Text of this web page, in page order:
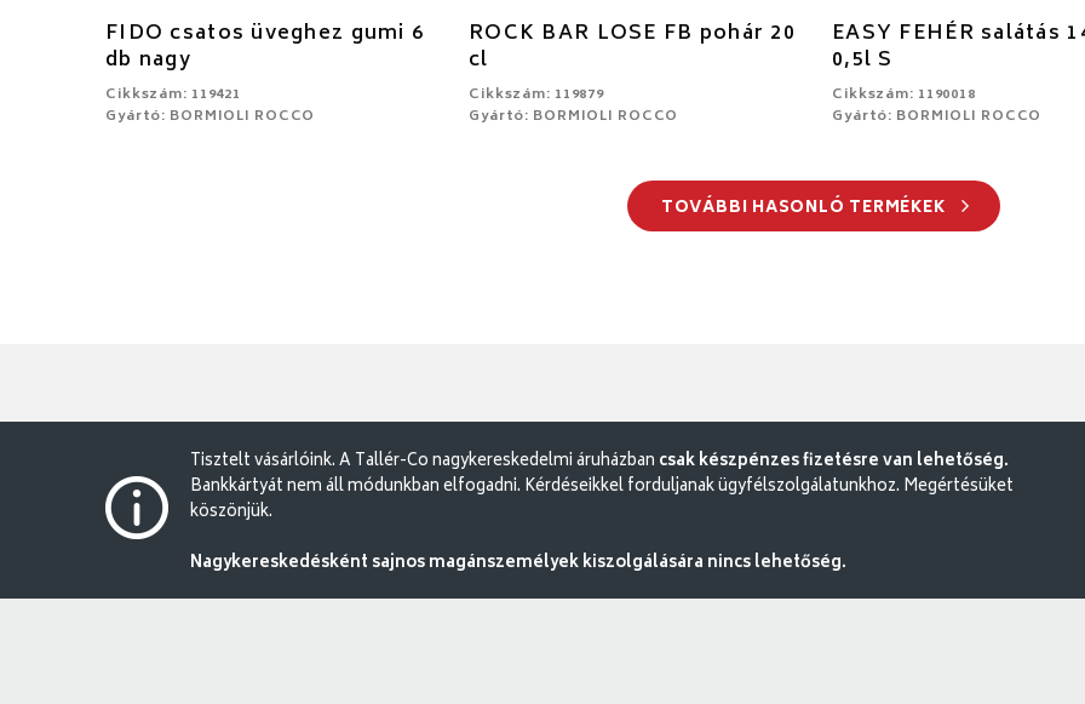
FIDO csatos üveghez gumi 6
db nagy
Cikkszám: 119421
Gyártó: BORMIOLI ROCCO
ROCK BAR LOSE FB pohár 20
cl
Cikkszám: 119879
Gyártó: BORMIOLI ROCCO
EASY FEHÉR salátás
0,5l S
Cikkszám: 1190018
Gyártó: BORMIOLI ROCCO
TOVÁBBI HASONLÓ TERMÉKEK
Tisztelt vásárlóink. A Tallér-Co nagykereskedelmi áruházban csak készpénzes fizetésre van lehetőség.
Bankkártyát nem áll módunkban elfogadni. Kérdéseikkel forduljanak ügyfélszolgálatunkhoz. Megértésüket
köszönjük.
Nagykereskedésként sajnos magánszemélyek kiszolgálására nincs lehetőség.